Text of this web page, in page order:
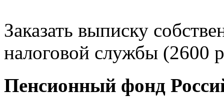
Заказать выписку
налоговой службы (2600
Пенсионный фонд